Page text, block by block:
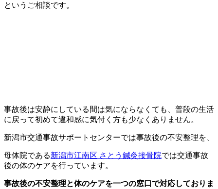
というご相談です。
事故後は安静にしている間は気にならなくても、普段の生活
に戻って初めて違和感に気付く方も少なくありません。
新潟市交通事故サポートセンターでは事故後の不安整理を、
母体院である新潟市江南区 さとう鍼灸接骨院では交通事故
後の体のケアを行っています。
事故後の不安整理と体のケアを一つの窓口で対応しておりま